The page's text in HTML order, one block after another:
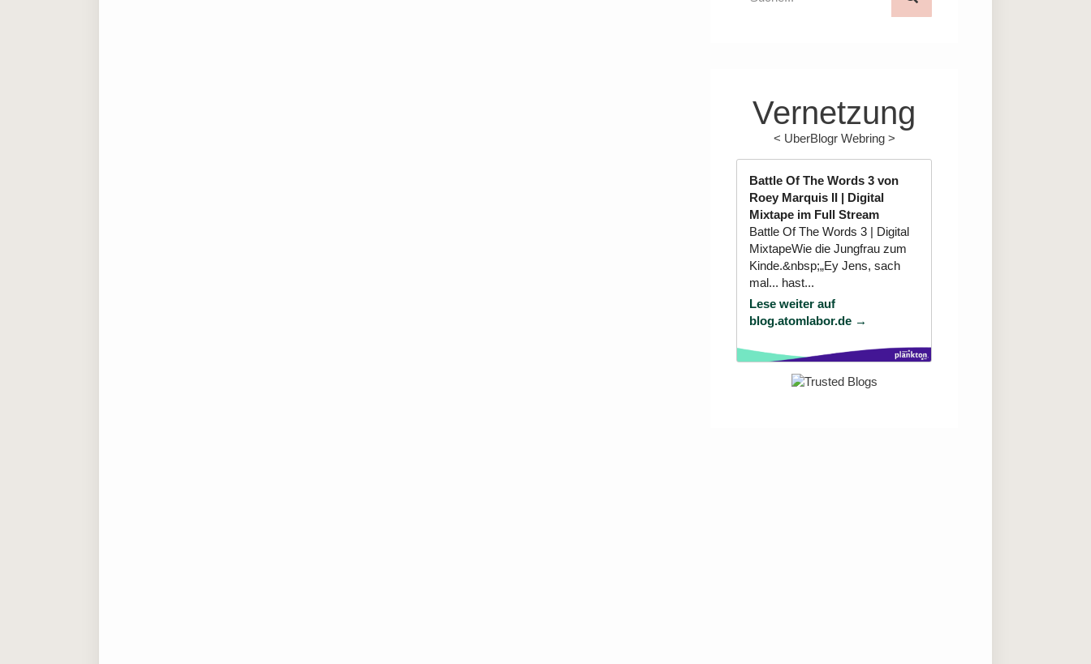
Vernetzung
< UberBlogr Webring >
Battle Of The Words 3 von
Roey Marquis II | Digital
Mixtape im Full Stream
Battle Of The Words 3 | Digital
MixtapeWie die Jungfrau zum
Kinde.&nbsp;„Ey Jens, sach
mal... hast...
Lese weiter auf
blog.atomlabor.de →